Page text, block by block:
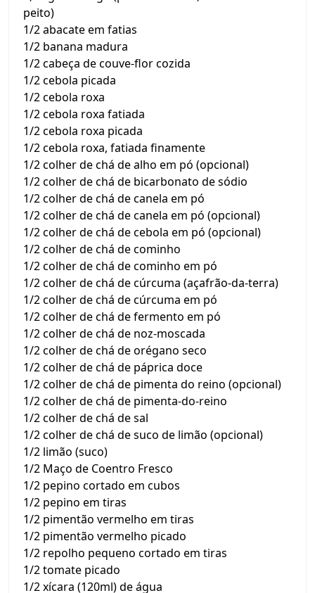
peito)
1/2 abacate em fatias
1/2 banana madura
1/2 cabeça de couve-flor cozida
1/2 cebola picada
1/2 cebola roxa
1/2 cebola roxa fatiada
1/2 cebola roxa picada
1/2 cebola roxa, fatiada finamente
1/2 colher de chá de alho em pó (opcional)
1/2 colher de chá de bicarbonato de sódio
1/2 colher de chá de canela em pó
1/2 colher de chá de canela em pó (opcional)
1/2 colher de chá de cebola em pó (opcional)
1/2 colher de chá de cominho
1/2 colher de chá de cominho em pó
1/2 colher de chá de cúrcuma (açafrão-da-terra)
1/2 colher de chá de cúrcuma em pó
1/2 colher de chá de fermento em pó
1/2 colher de chá de noz-moscada
1/2 colher de chá de orégano seco
1/2 colher de chá de páprica doce
1/2 colher de chá de pimenta do reino (opcional)
1/2 colher de chá de pimenta-do-reino
1/2 colher de chá de sal
1/2 colher de chá de suco de limão (opcional)
1/2 limão (suco)
1/2 Maço de Coentro Fresco
1/2 pepino cortado em cubos
1/2 pepino em tiras
1/2 pimentão vermelho em tiras
1/2 pimentão vermelho picado
1/2 repolho pequeno cortado em tiras
1/2 tomate picado
1/2 xícara (120ml) de água